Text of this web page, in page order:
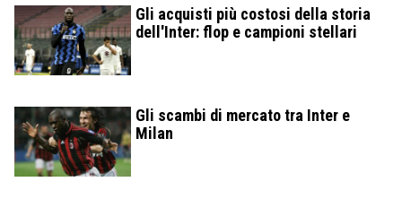
Gli acquisti più costosi della storia
dell'Inter: flop e campioni stellari
Gli scambi di mercato tra Inter e
Milan